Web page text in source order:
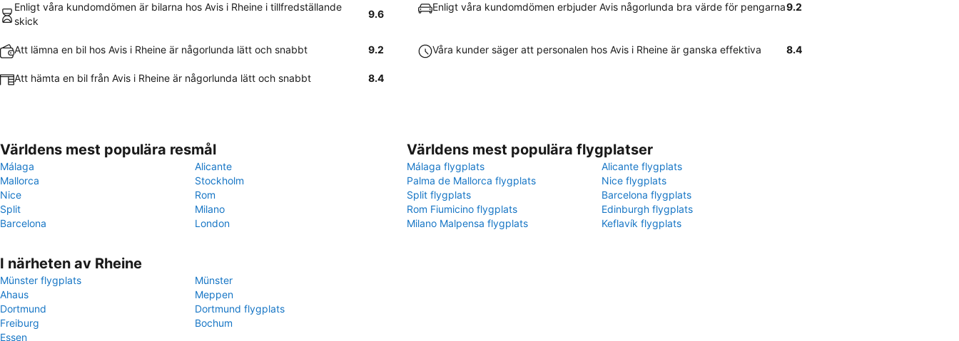
Enligt våra kundomdömen är bilarna hos Avis i Rheine i tillfredställande
skick
9.6
Enligt våra kundomdömen erbjuder Avis någorlunda bra värde för pengarna9.2
Att lämna en bil hos Avis i Rheine är någorlunda lätt och snabbt 9.2 Våra kunder säger att personalen hos Avis i Rheine är ganska effektiva 8.4
Att hämta en bil från Avis i Rheine är någorlunda lätt och snabbt 8.4
Världens mest populära resmål
Málaga
Alicante
Mallorca
Stockholm
Nice
Rom
Split
Milano
Barcelona
London
Världens mest populära flygplatser
Málaga flygplats
Alicante flygplats
Palma de Mallorca flygplats
Nice flygplats
Split flygplats
Barcelona flygplats
Rom Fiumicino flygplats
Edinburgh flygplats
Milano Malpensa flygplats
Keflavík flygplats
I närheten av Rheine
Münster flygplats
Münster
Ahaus
Meppen
Dortmund
Dortmund flygplats
Freiburg
Bochum
Essen